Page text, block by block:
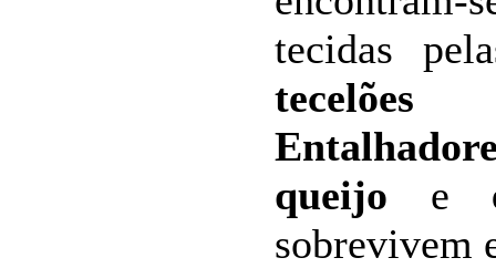
tecidas
tecelões
queijo e
sobrevivem